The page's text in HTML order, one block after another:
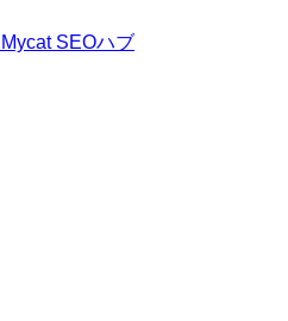
Mycat SEOハブ